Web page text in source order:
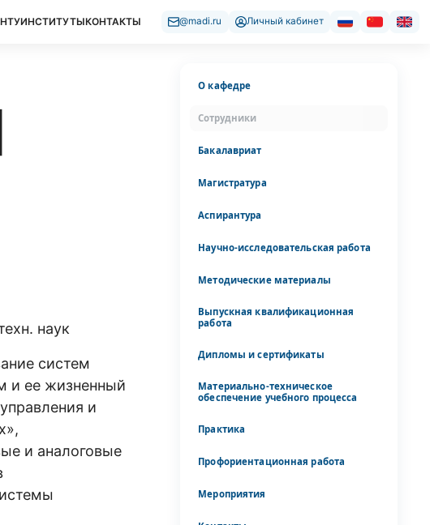
ИНСТИТУТЫКОНТАКТЫ @madi.ru Личный кабинет
наук
систем
и ее жизненный
и
и аналоговые
О кафедре
Сотрудники
Бакалавриат
Магистратура
Аспирантура
Научно-исследовательская работа
Методические материалы
Выпускная квалификационная
работа
Дипломы и сертификаты
Материально-техническое
обеспечение учебного процесса
Практика
Профориентационная работа
Мероприятия